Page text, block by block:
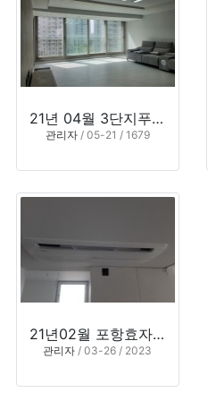
21년 04월 3단지푸르지오(경남 김해시 삼계동)
관리자/ 05-21 / 1679
21년02월 포항효자웰빙타운SK뷰1차 10*동 *04호 (경상북도 포항시 남구)
관리자 / 03-26 / 2023